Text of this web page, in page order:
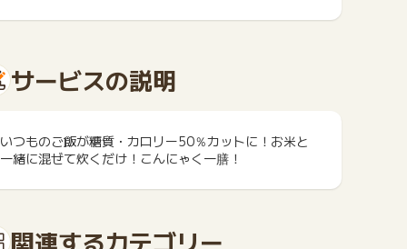
サービスの説明
いつものご飯が糖質・カロリー50％カットに！お米と
一緒に混ぜて炊くだけ！こんにゃく一膳！
関連するカテゴリー